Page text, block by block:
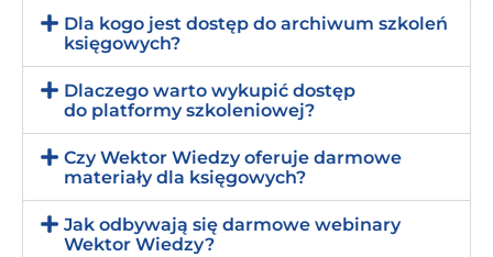
Dla kogo jest dostęp do archiwum szkoleń
księgowych?
Dlaczego warto wykupić dostęp
do platformy szkoleniowej?
Czy Wektor Wiedzy oferuje darmowe
materiały dla księgowych?
Jak odbywają się darmowe webinary
Wektor Wiedzy?